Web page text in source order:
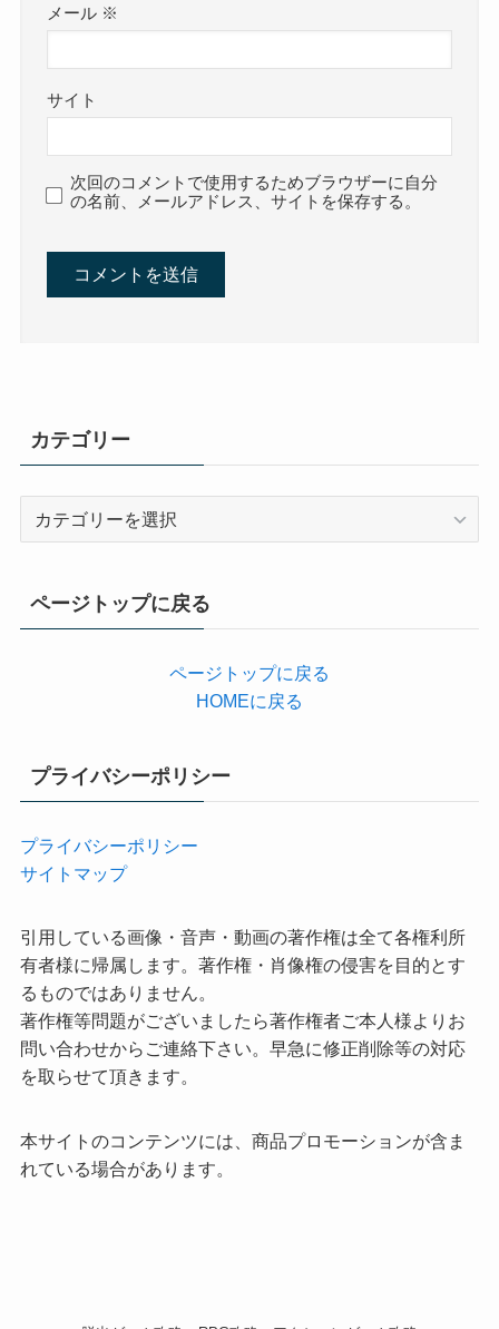
メール ※
サイト
次回のコメントで使用するためブラウザーに自分
の名前、メールアドレス、サイトを保存する。
カテゴリー
ページトップに戻る
ページトップに戻る
HOMEに戻る
プライバシーポリシー
プライバシーポリシー
サイトマップ
引用している画像・音声・動画の著作権は全て各権利所
有者様に帰属します。著作権・肖像権の侵害を目的とす
るものではありません。
著作権等問題がございましたら著作権者ご本人様よりお
問い合わせからご連絡下さい。早急に修正削除等の対応
を取らせて頂きます。
本サイトのコンテンツには、商品プロモーションが含ま
れている場合があります。